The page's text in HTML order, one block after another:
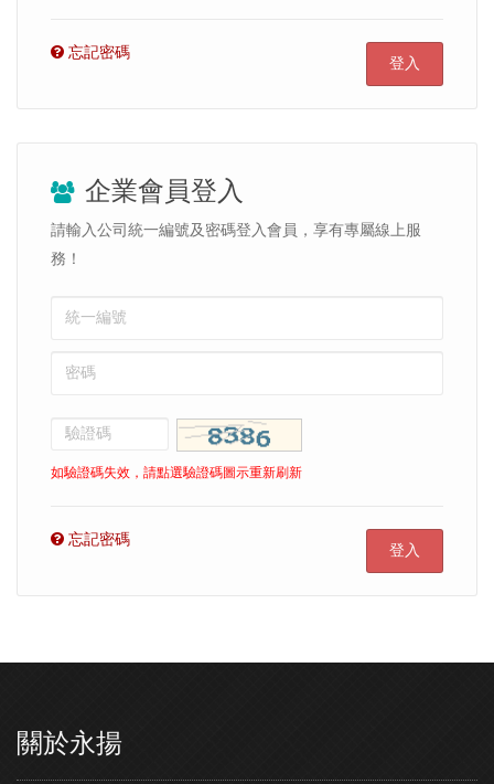
忘記密碼
登入
企業會員登入
請輸入公司統一編號及密碼登入會員，享有專屬線上服
務！
如驗證碼失效，請點選驗證碼圖示重新刷新
忘記密碼
登入
關於永揚